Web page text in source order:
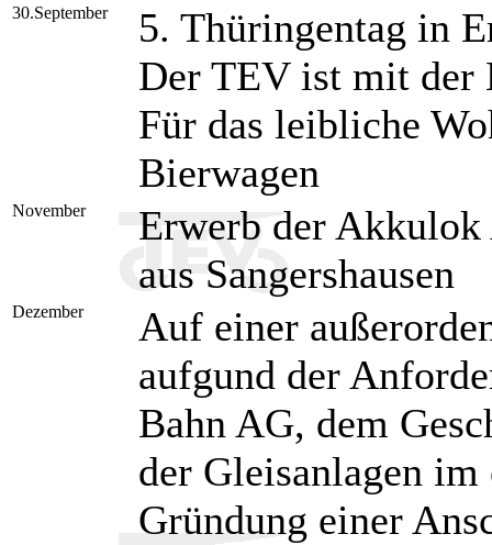
30.September
5. Thüringentag in
Der TEV ist mit der
Für das leibliche
Bierwagen
November
Erwerb der Akkulok
aus Sangershausen
Dezember
Auf einer
aufgund der
Bahn AG, dem
der Gleisanlagen
Gründung einer